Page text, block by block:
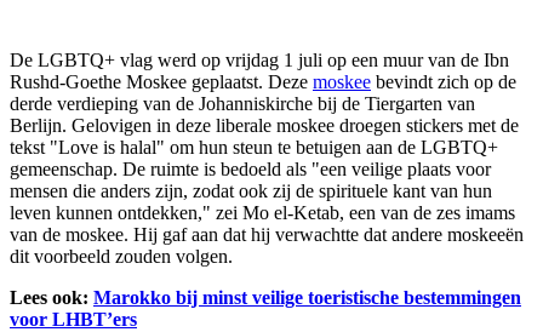
De LGBTQ+ vlag werd op vrijdag 1 juli op een muur van de Ibn
Rushd-Goethe Moskee geplaatst. Deze moskee bevindt zich op de
derde verdieping van de Johanniskirche bij de Tiergarten van
Berlijn. Gelovigen in deze liberale moskee droegen stickers met de
tekst "Love is halal" om hun steun te betuigen aan de LGBTQ+
gemeenschap. De ruimte is bedoeld als "een veilige plaats voor
mensen die anders zijn, zodat ook zij de spirituele kant van hun
leven kunnen ontdekken," zei Mo el-Ketab, een van de zes imams
van de moskee. Hij gaf aan dat hij verwachtte dat andere moskeeën
dit voorbeeld zouden volgen.
Lees ook: Marokko bij minst veilige toeristische bestemmingen
voor LHBT’ers